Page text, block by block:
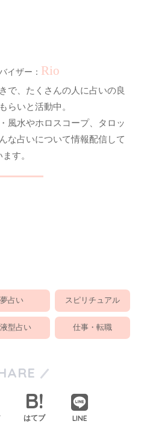
Rio
で、たくさんの人に占いの良
らいと活動中。
風水やホロスコープ、タロッ
な占いについて情報配信して
ます。
夢占い スピリチュアル
型占い 仕事・転職
はてブ LINE